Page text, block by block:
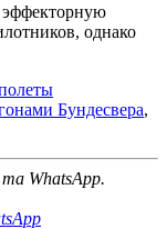
эффекторную
однако
Бундесвера,
WhatsApp.